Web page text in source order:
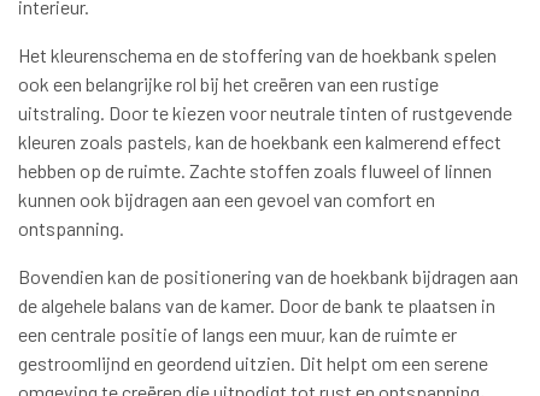
interieur.
Het kleurenschema en de stoffering van de hoekbank spelen
ook een belangrijke rol bij het creëren van een rustige
uitstraling. Door te kiezen voor neutrale tinten of rustgevende
kleuren zoals pastels, kan de hoekbank een kalmerend effect
hebben op de ruimte. Zachte stoffen zoals fluweel of linnen
kunnen ook bijdragen aan een gevoel van comfort en
ontspanning.
Bovendien kan de positionering van de hoekbank bijdragen aan
de algehele balans van de kamer. Door de bank te plaatsen in
een centrale positie of langs een muur, kan de ruimte er
gestroomlijnd en geordend uitzien. Dit helpt om een serene